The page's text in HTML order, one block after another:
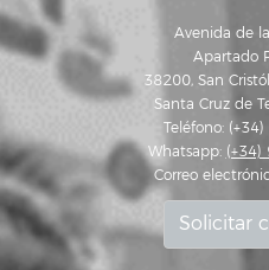
Avenida de
Apartado
38200, San
Santa Cruz de
Teléfono:
Whatsapp:
Correo
Solicitar